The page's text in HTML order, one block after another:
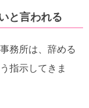
と言われる
務所は、辞める
指示してきま